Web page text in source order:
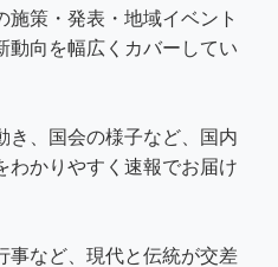
施策・発表・地域イベント
動向を幅広くカバーしてい
き、国会の様子など、国内
わかりやすく速報でお届け
事など、現代と伝統が交差